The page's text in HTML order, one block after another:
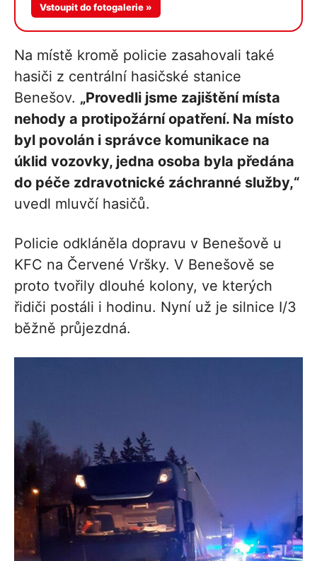
Vstoupit do fotogalerie »
Na místě kromě policie zasahovali také
hasiči z centrální hasičské stanice
Benešov. „Provedli jsme zajištění místa
nehody a protipožární opatření. Na místo
byl povolán i správce komunikace na
úklid vozovky, jedna osoba byla předána
do péče zdravotnické záchranné služby,“
uvedl mluvčí hasičů.
Policie odkláněla dopravu v Benešově u
KFC na Červené Vršky. V Benešově se
proto tvořily dlouhé kolony, ve kterých
řidiči postáli i hodinu. Nyní už je silnice I/3
běžně průjezdná.